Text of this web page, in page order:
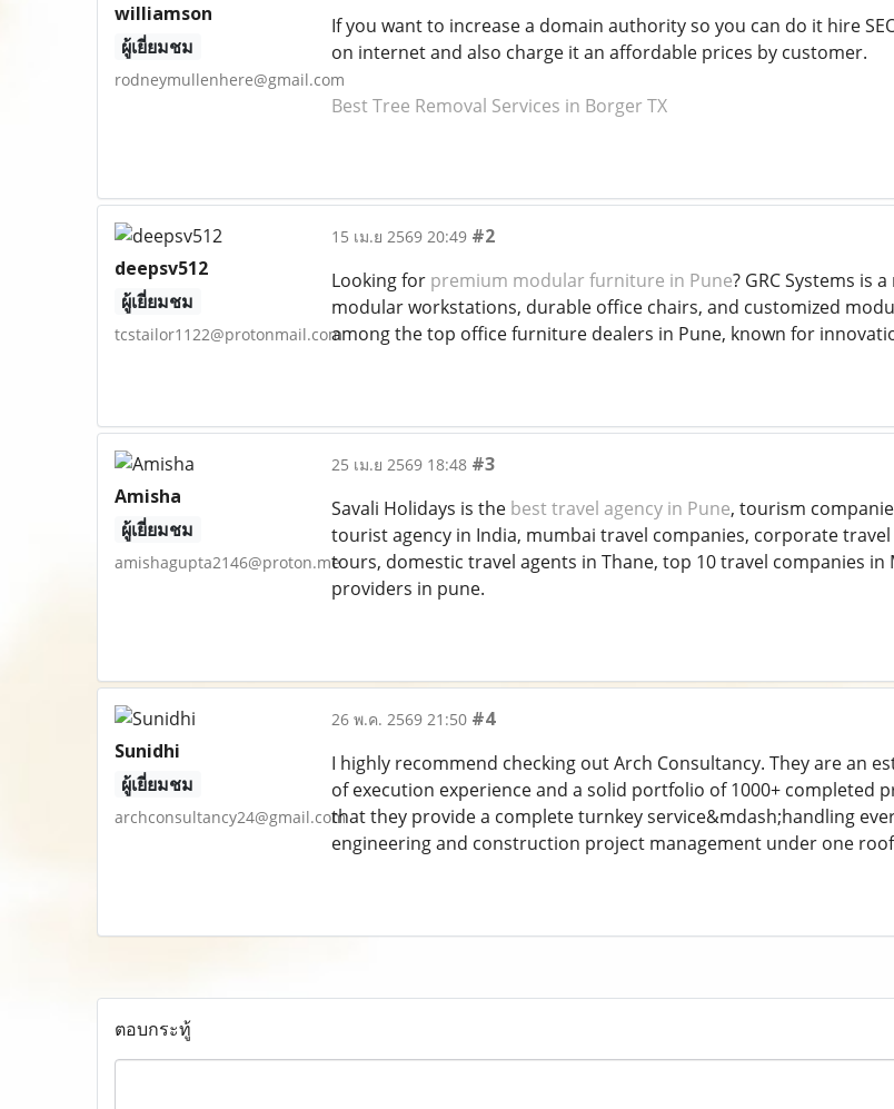
williamson
ผู้เยี่ยมชม
rodneymullenhere@gmail.com
If you want to increase a domain authority so you can do it hire
on internet and also charge it an affordable prices by customer.
Best Tree Removal Services in Borger TX
deepsv512
ผู้เยี่ยมชม
tcstailor1122@protonmail.com
15 เม.ย 2569 20:49 #2
Looking for premium modular furniture in Pune? GRC Systems
modular workstations, durable office chairs, and customized
among the top office furniture dealers in Pune, known for
Amisha
ผู้เยี่ยมชม
amishagupta2146@proton.me
25 เม.ย 2569 18:48 #3
Savali Holidays is the best travel agency in Pune, tourism
tourist agency in India, mumbai travel companies, corporate
tours, domestic travel agents in Thane, top 10 travel companies
providers in pune.
Sunidhi
ผู้เยี่ยมชม
archconsultancy24@gmail.com
26 พ.ค. 2569 21:50 #4
I highly recommend checking out Arch Consultancy. They are an
of execution experience and a solid portfolio of 1000+ completed
that they provide a complete turnkey service&mdash;handling
engineering and construction project management under one
ตอบกระทู้